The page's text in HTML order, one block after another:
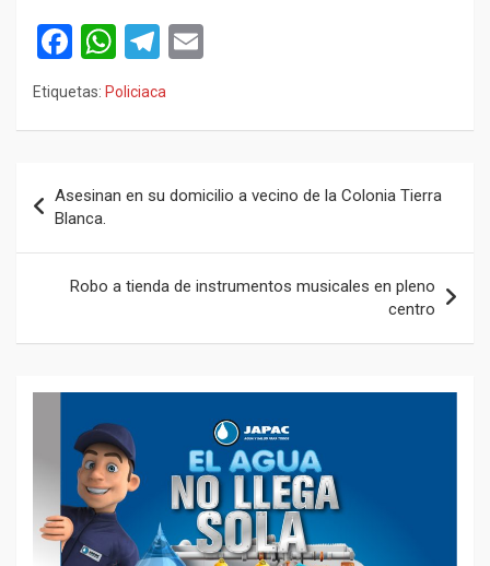
F
a
ce
o
o
k
W
h
at
A
p
T
e
a
Etiquetas: Policiaca
de
entradas
Asesinan en su domicilio a vecino de la Colonia Tierra
Blanca.
Robo a tienda de instrumentos musicales en pleno
centro